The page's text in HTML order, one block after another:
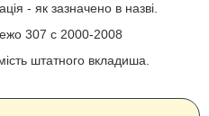
- як зазначено в назві.
307 с 2000-2008
штатного вкладиша.